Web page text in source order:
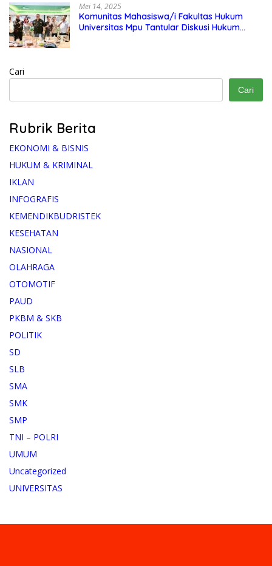
Mei 14, 2025
Komunitas Mahasiswa/i Fakultas Hukum
Universitas Mpu Tantular Diskusi Hukum
Cari
Cari
Rubrik Berita
EKONOMI & BISNIS
HUKUM & KRIMINAL
IKLAN
INFOGRAFIS
KEMENDIKBUDRISTEK
KESEHATAN
NASIONAL
OLAHRAGA
OTOMOTIF
PAUD
PKBM & SKB
POLITIK
SD
SLB
SMA
SMK
SMP
TNI – POLRI
UMUM
Uncategorized
UNIVERSITAS